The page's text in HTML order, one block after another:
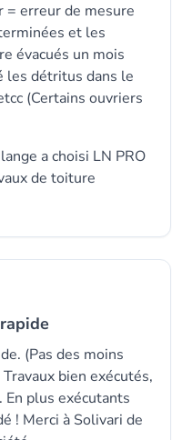
= erreur de mesure
et les
évacués un mois
les détritus dans le
(Certains ouvriers
a choisi LN PRO
de toiture
(Pas des moins
bien exécutés,
plus exécutants
! Merci à Solivari de